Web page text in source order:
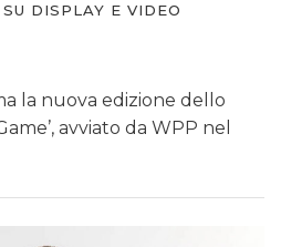
DISPLAY E VIDEO
la nuova edizione dello
avviato da WPP nel